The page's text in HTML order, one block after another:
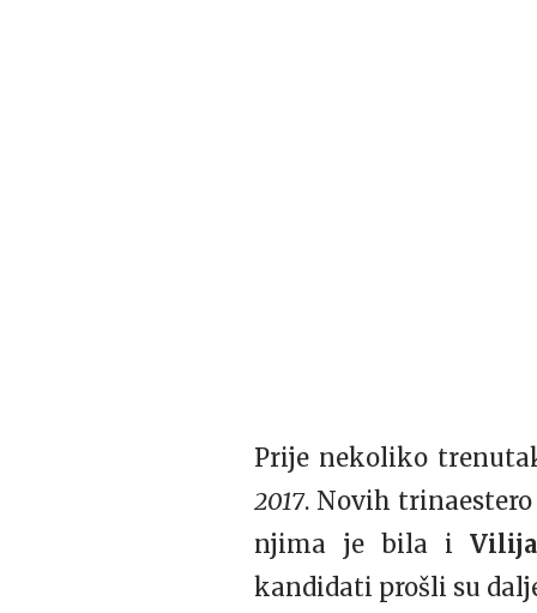
Prije nekoliko
2017. Novih trinaestero
njima je bila i
kandidati prošli su